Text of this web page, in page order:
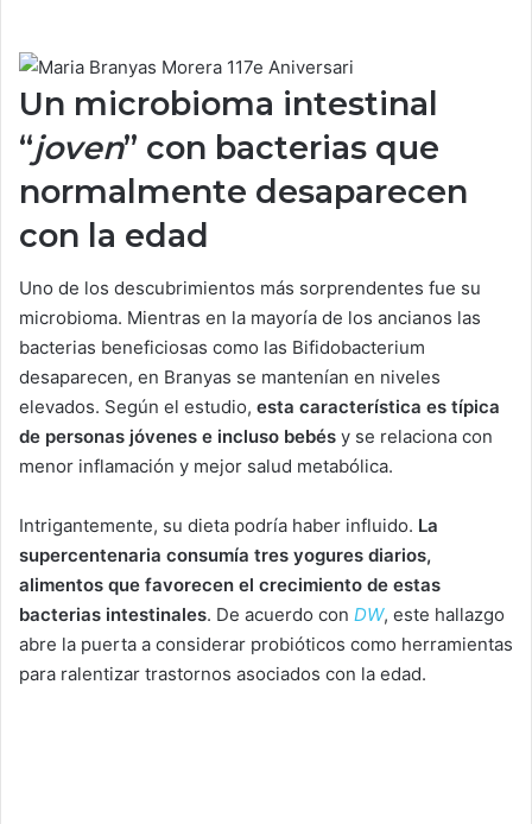
Un microbioma intestinal
“joven” con bacterias que
normalmente desaparecen
con la edad
Uno de los descubrimientos más sorprendentes fue su
microbioma. Mientras en la mayoría de los ancianos las
bacterias beneficiosas como las Bifidobacterium
desaparecen, en Branyas se mantenían en niveles
elevados. Según el estudio, esta característica es típica
de personas jóvenes e incluso bebés y se relaciona con
menor inflamación y mejor salud metabólica.
Intrigantemente, su dieta podría haber influido. La
supercentenaria consumía tres yogures diarios,
alimentos que favorecen el crecimiento de estas
bacterias intestinales. De acuerdo con DW, este hallazgo
abre la puerta a considerar probióticos como herramientas
para ralentizar trastornos asociados con la edad.